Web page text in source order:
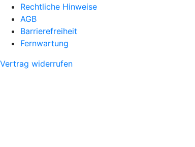
Rechtliche Hinweise
AGB
Barrierefreiheit
Fernwartung
Vertrag widerrufen